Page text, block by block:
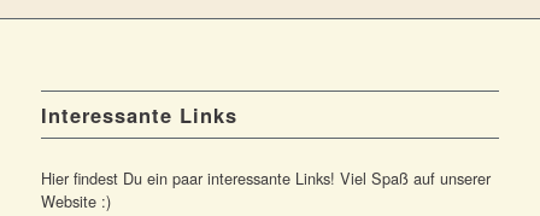
Interessante Links
Hier findest Du ein paar interessante Links! Viel Spaß auf unserer
Website :)